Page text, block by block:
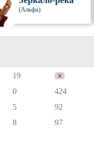
(Альфа)
19
0 424
5 92
8 97